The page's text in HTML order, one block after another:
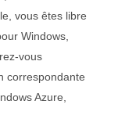
vous êtes libre
Windows,
vous
correspondante
Azure,